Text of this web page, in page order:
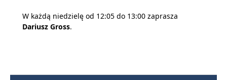
W każdą niedzielę od 12:05 do 13:00 zaprasza
Dariusz Gross.